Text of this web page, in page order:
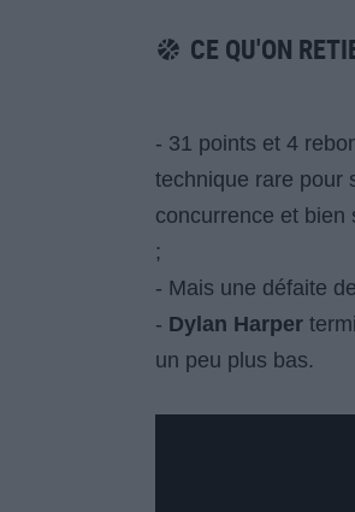
CE QU'ON
- 31 points et 4
technique rare pour
concurrence et bien
;
- Mais une défaite
- Dylan Harper
un peu plus bas.